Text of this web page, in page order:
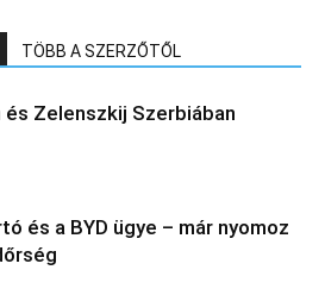
TÖBB A SZERZŐTŐL
és Zelenszkij Szerbiában
és a BYD ügye – már nyomoz